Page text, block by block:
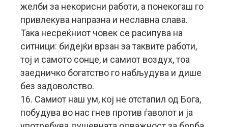
желби за некорисни работи, а понекогаш го
привлекува напразна и неславна слава.
Така несреќниот човек се расипува на
ситници: бидејќи врзан за таквите работи,
тој и самото сонце, и самиот воздух, тоа
заедничко богатство го набљудува и дише
без задоволство.
16. Самиот наш ум, кој не отстапил од Бога,
побудува во нас гнев против ѓаволот и ја